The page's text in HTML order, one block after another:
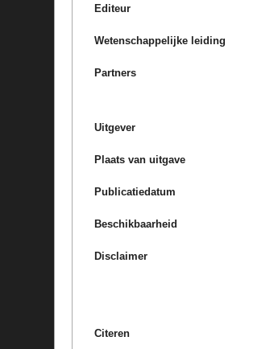
Editeur
Wetenschappelijke leiding
Partners
Uitgever
Plaats van uitgave
Publicatiedatum
Beschikbaarheid
Disclaimer
Citeren